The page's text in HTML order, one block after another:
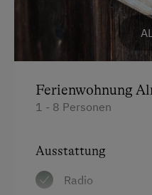
Familienanschluss
Hausgarten
Mithilfe am Hof
Obstgarten
Ferienwohnung
1 - 8 Personen
Ausstattung
Radio